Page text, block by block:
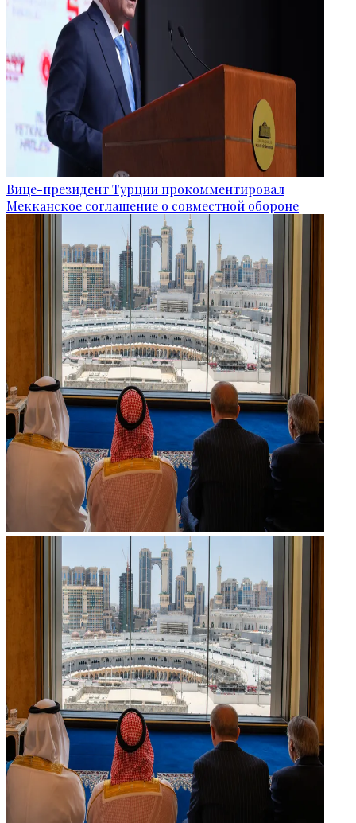
Вице-президент Турции прокомментировал
Мекканское соглашение о совместной обороне